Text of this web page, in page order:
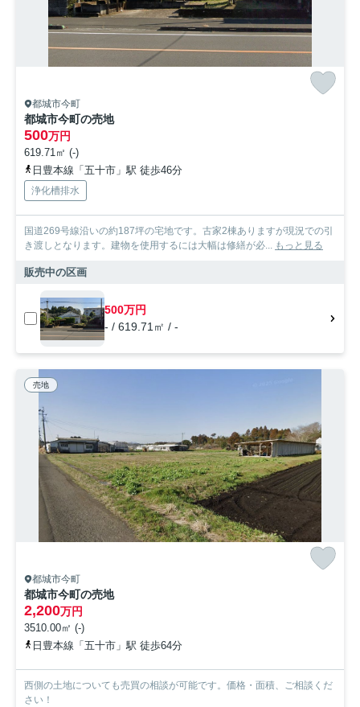
都城市今町
都城市今町の売地
500万円
619.71㎡ (-)
日豊本線「五十市」駅 徒歩46分
浄化槽排水
国道269号線沿いの約187坪の宅地です。古家2棟ありますが現況での引
き渡しとなります。建物を使用するには大幅は修繕が必... もっと見る
販売中の区画
500万円
- / 619.71㎡ / -
売地
都城市今町
都城市今町の売地
2,200万円
3510.00㎡ (-)
日豊本線「五十市」駅 徒歩64分
西側の土地についても売買の相談が可能です。価格・面積、ご相談くだ
さい！